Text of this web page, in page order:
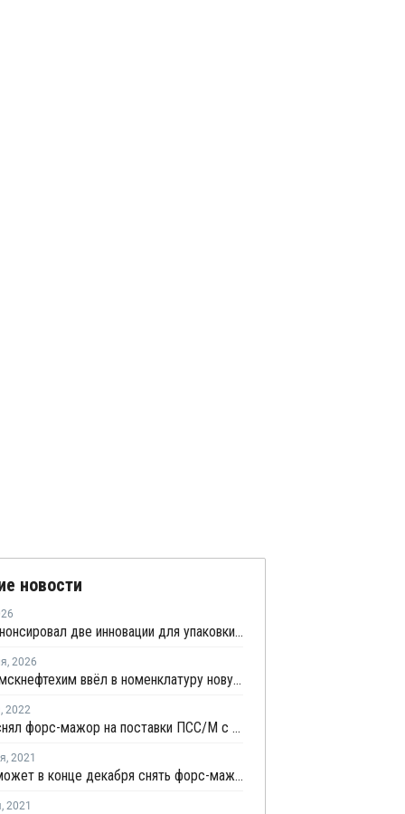
новости
СИБУР анонсировал две инновации для упаковки и производства бытовой техники
, 2026
Нижнекамскнефтехим ввёл в номенклатуру новую марку полистирола
, 2022
Versalis снял форс-мажор на поставки ПСС/М с завода в Мантуе
, 2021
Versalis может в конце декабря снять форс-мажор на поставки ПСС/М с завода в Мантуе
, 2021